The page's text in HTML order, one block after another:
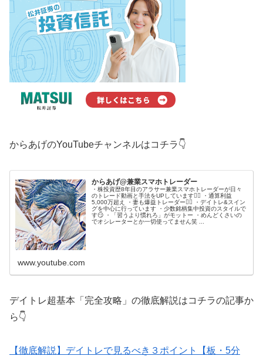
からあげのYouTubeチャンネルはコチラ👇
からあげ@兼業スマホトレーダー
・株投資歴8年目のアラサー兼業スマホトレーダーが日々
のトレード動画と手法をUPしています🙋‍♂️ ・通算利益
5,000万超え ・妻も爆益トレーダー💁‍♀️ ・デイトレ&スイン
グを中心に行っています ・少数銘柄集中投資のスタイルで
す😏 ・「習うより慣れろ」がモットー ・めんどくさいの
でオシレーターとか一切使ってません笑 ...
www.youtube.com
デイトレ超基本「完全攻略」の徹底解説はコチラの記事か
ら👇
【徹底解説】デイトレで見るべき３ポイント【板・5分